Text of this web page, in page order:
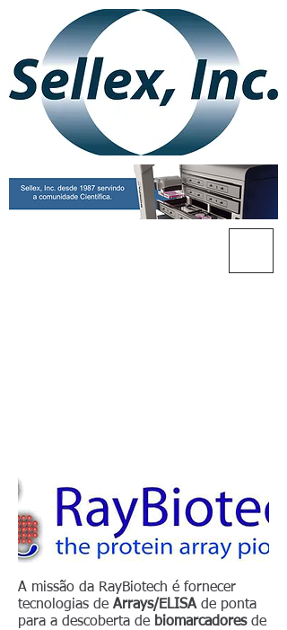
A missão da RayBiotech é fornecer
tecnologias de Arrays/ELISAde ponta
para a descoberta de biomarcadoresde